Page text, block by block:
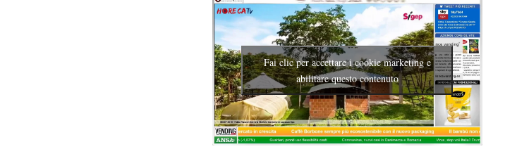
Fai clic per accettare i cookie marketing e
abilitare questo contenuto